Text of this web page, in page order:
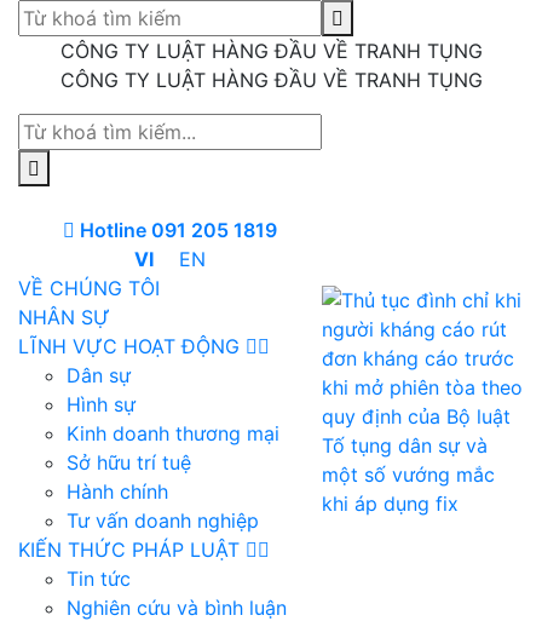
CÔNG TY LUẬT HÀNG ĐẦU VỀ TRANH TỤNG
CÔNG TY LUẬT HÀNG ĐẦU VỀ TRANH TỤNG
Hotline 091 205 1819
VI
EN
VỀ CHÚNG TÔI
NHÂN SỰ
LĨNH VỰC HOẠT ĐỘNG
Dân sự
Hình sự
Kinh doanh thương mại
Sở hữu trí tuệ
Hành chính
Tư vấn doanh nghiệp
KIẾN THỨC PHÁP LUẬT
Tin tức
Nghiên cứu và bình luận